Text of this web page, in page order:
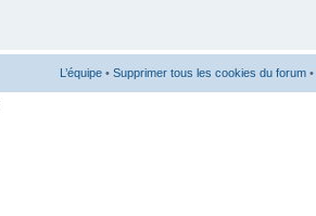
L’équipe • Supprimer tous les cookies du forum